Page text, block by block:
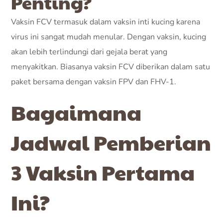
Vaksin FCV termasuk dalam vaksin inti kucing karena
virus ini sangat mudah menular. Dengan vaksin, kucing
akan lebih terlindungi dari gejala berat yang
menyakitkan. Biasanya vaksin FCV diberikan dalam satu
paket bersama dengan vaksin FPV dan FHV-1.
Bagaimana
Jadwal Pemberian
3 Vaksin Pertama
Ini?